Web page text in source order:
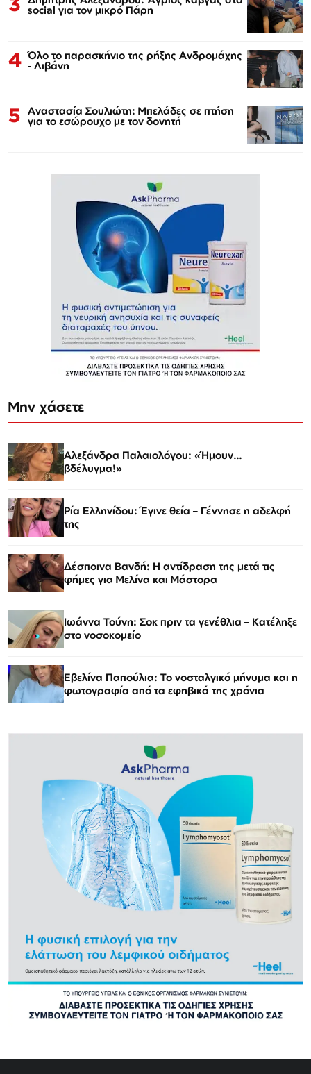
social για τον μικρό Πάρη
4 Όλο το παρασκήνιο της ρήξης Ανδρομάχης
- Λιβάνη
5 Αναστασία Σουλιώτη: Μπελάδες σε πτήση
για το εσώρουχο με τον δονητή
Μην χάσετε
Αλεξάνδρα Παλαιολόγου: «Ήμουν…
βδέλυγμα!»
Ρία Ελληνίδου: Έγινε θεία – Γέννησε η αδελφή
της
Δέσποινα Βανδή: Η αντίδραση της μετά τις
φήμες για Μελίνα και Μάστορα
Ιωάννα Τούνη: Σοκ πριν τα γενέθλια – Κατέληξε
στο νοσοκομείο
Εβελίνα Παπούλια: Το νοσταλγικό μήνυμα και η
φωτογραφία από τα εφηβικά της χρόνια